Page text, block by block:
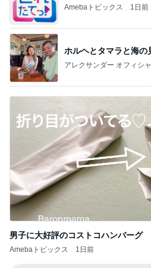
Amebaトピックス 1日前
ホルヘとタマラと海の
アレクサンダー オフィシ
男子に大好評のコストコハンバーグ
Amebaトピックス 1日前